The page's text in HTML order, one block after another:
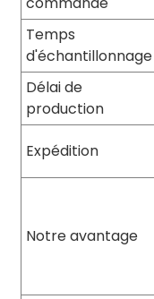
Temps
d'échantillonnage
Délai de
production
Expédition
Notre avantage